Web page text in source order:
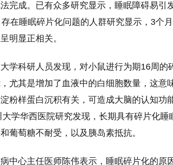
完成。已有众多研究显示，睡眠障碍易引
在睡眠碎片化问题的人群研究显示，3个
明显正相关。
学科研人员发现，对小鼠进行为期16周的
尤其是增加了血液中的白细胞数量，这意
粉样蛋白沉积有关，可造成大脑的认知功
学华西医院研究发现，长期具有碎片化睡
葡萄糖不耐受，以及胰岛素抵抗。
中心主任医师陈伟表示，睡眠碎片化的原